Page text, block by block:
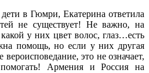
в Гюмри, Екатерина ответила
не существует! Не важно, на
у них цвет волос, глаз…есть
помощь, но если у них другая
это не означает,
Армения и Россия на